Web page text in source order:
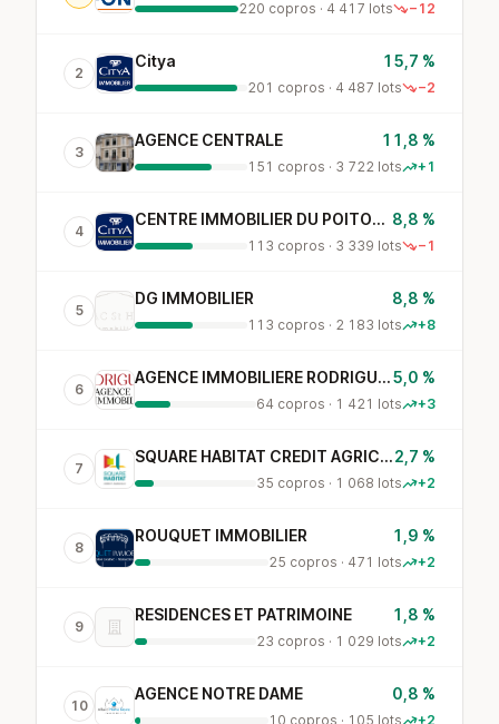
220 copros · 4 417 lots
−12
2
Citya 15,7 %
201 copros · 4 487 lots −2
3
AGENCE CENTRALE 11,8 %
151 copros · 3 722 lots +1
4
CENTRE IMMOBILIER DU POITOU EN ABREGE C.I.P. 8,8 %
113 copros · 3 339 lots −1
5
DG IMMOBILIER 8,8 %
113 copros · 2 183 lots +8
6
AGENCE IMMOBILIERE RODRIGUES5,0 %
64 copros · 1 421 lots +3
7
SQUARE HABITAT CREDIT AGRICOLE TOURAINE POITOU2,7 %
35 copros · 1 068 lots +2
8
ROUQUET IMMOBILIER 1,9 %
25 copros · 471 lots +2
9
RESIDENCES ET PATRIMOINE 1,8 %
23 copros · 1 029 lots +2
10
AGENCE NOTRE DAME 0,8 %
10 copros · 105 lots +2